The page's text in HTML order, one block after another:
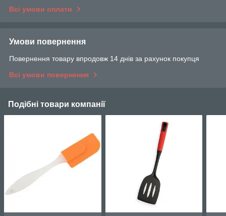
Всі умови оплати
Умови повернення
Повернення товару впродовж 14 днів за рахунок покупця
Всі умови повернення
Подібні товари компанії